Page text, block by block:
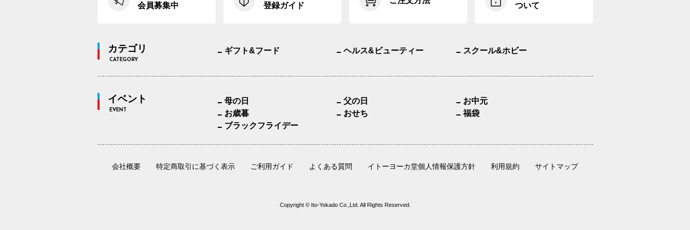
会員募集中 登録ガイド ついて
カテゴリ
CATEGORY
ギフト&フード ヘルス&ビューティー スクール&ホビー
イベント
EVENT
母の日 父の日
お中元
お歳暮
おせち
福袋
ブラックフライデー
会社概要 特定商取引に基づく表示 ご利用ガイド よくある質問 イトーヨーカ堂個人情報保護方針 利用規約 サイトマップ
Copyright © Ito-Yokado Co.,Ltd. All Rights Reserved.